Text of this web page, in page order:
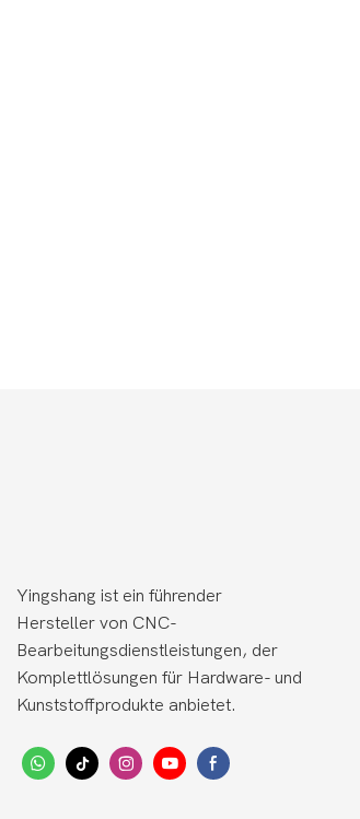
Yingshang ist ein führender
Hersteller von CNC-
Bearbeitungsdienstleistungen, der
Komplettlösungen für Hardware- und
Kunststoffprodukte anbietet.